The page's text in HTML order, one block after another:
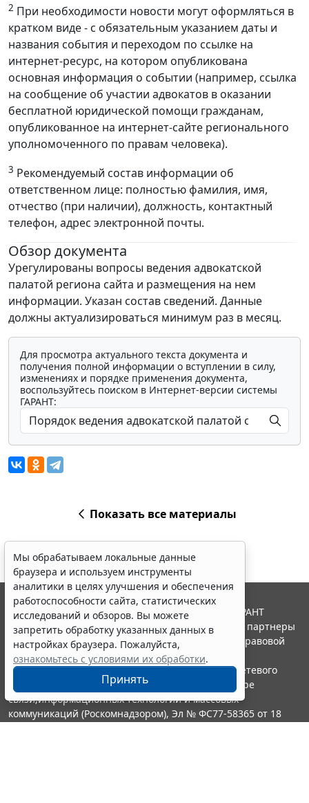
2 При необходимости новости могут оформляться в
кратком виде - с обязательным указанием даты и
названия события и переходом по ссылке на
интернет-ресурс, на котором опубликована
основная информация о событии (например, ссылка
на сообщение об участии адвокатов в оказании
бесплатной юридической помощи гражданам,
опубликованное на интернет-сайте регионального
уполномоченного по правам человека).
3 Рекомендуемый состав информации об
ответственном лице: полностью фамилия, имя,
отчество (при наличии), должность, контактный
телефон, адрес электронной почты.
Обзор документа
Урегулированы вопросы ведения адвокатской
палатой региона сайта и размещения на нем
информации. Указан состав сведений. Данные
должны актуализироваться минимум раз в месяц.
Для просмотра актуального текста документа и
получения полной информации о вступлении в силу,
изменениях и порядке применения документа,
воспользуйтесь поиском в Интернет-версии системы
ГАРАНТ:
Показать все материалы
Мы обрабатываем локальные данные
браузера и используем инструменты
аналитики в целях улучшения и обеспечения
работоспособности сайта, статистических
исследований и обзоров. Вы можете
запретить обработку указанных данных в
настройках браузера. Пожалуйста,
ознакомьтесь с условиями их обработки.
Принять
© ООО "НПП "ГАРАНТ-СЕРВИС", 2026. Система ГАРАНТ
выпускается с 1990 года. Компания "Гарант" и ее партнеры
являются участниками Российской ассоциации правовой
информации ГАРАНТ.
Портал ГАРАНТ.РУ зарегистрирован в качестве сетевого
издания Федеральной службой по надзору в сфере
связи,информационных технологий и массовых
коммуникаций (Роскомнадзором), Эл № ФС77-58365 от 18